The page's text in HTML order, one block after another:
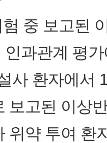
중 보고된
인과관계 평
사 환자에서
보고된 이상
위약 투여 환